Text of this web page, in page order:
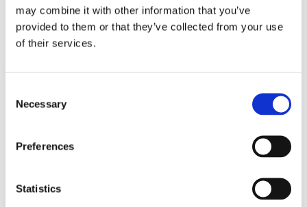
may combine it with other information that you’ve
provided to them or that they’ve collected from your use
of their services.
Selection
Necessary
Preferences
Statistics